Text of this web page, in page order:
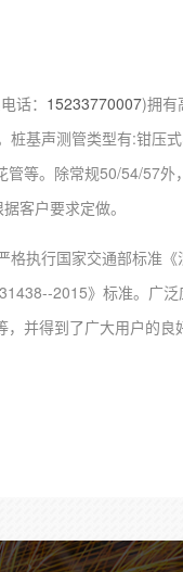
话： 15233770007)拥有
基声测管类型有:钳压式
等。除常规50/54/57外
客户要求定做。
执行国家交通部标准《
2015》标准。广泛
并得到了广大用户的良